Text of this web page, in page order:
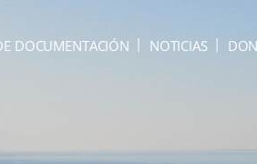
DOCUMENTACIÓN NOTICIAS